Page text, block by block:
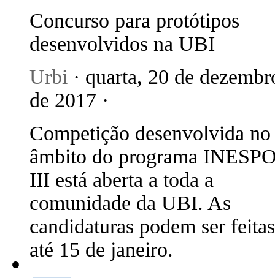
Concurso para protótipos
desenvolvidos na UBI
Urbi · quarta, 20 de
de 2017 ·
Competição desenvolvida no
âmbito do programa
III está aberta a toda a
comunidade da UBI. As
candidaturas podem ser feitas
até 15 de janeiro.